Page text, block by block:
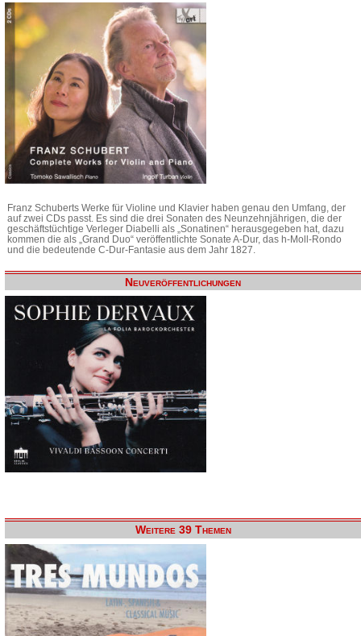
Franz Schuberts Werke für Violine und Klavier haben genau den Umfang, der
auf zwei CDs passt. Es sind die drei Sonaten des Neunzehnjährigen, die der
geschäftstüchtige Verleger Diabelli als „Sonatinen“ herausgegeben hat, dazu
kommen die als „Grand Duo“ veröffentlichte Sonate A-Dur, das h-Moll-Rondo
und die bedeutende C-Dur-Fantasie aus dem Jahr 1827.
Neuveröffentlichungen
Weitere 39 Themen